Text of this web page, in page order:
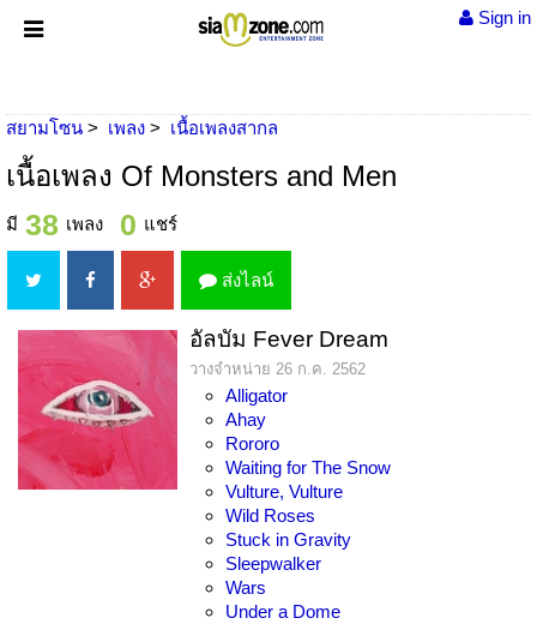
Sign in
สยามโซน เพลง เนื้อเพลงสากล
เนื้อเพลง Of Monsters and Men
มี 38 เพลง 0 แชร์
ส่งไลน์
อัลบัม Fever Dream
วางจำหน่าย 26 ก.ค. 2562
Alligator
Ahay
Rororo
Waiting for The Snow
Vulture, Vulture
Wild Roses
Stuck in Gravity
Sleepwalker
Wars
Under a Dome